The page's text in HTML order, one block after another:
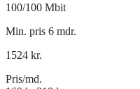
100/100 Mbit
Min. pris 6 mdr.
1524 kr.
Pris/md.